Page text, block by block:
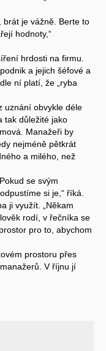
brát je vážně. Berte to
hodnoty,“
hrdosti na firmu.
a jejich šéfové a
ní platí, že „ryba
uznání obvykle déle
tak důležité jako
Manažeři by
nejméně pětkrát
a milého, než
se svým
si je,“ říká.
ji využít. „Někam
rodí, v řečníka se
pro to, abychom
prostoru přes
V říjnu jí